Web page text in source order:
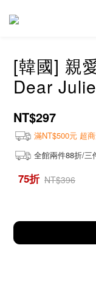
[韓國] 親
Dear
NT$297
滿NT$500元 超
全館兩件88折/三
75折 NT$396